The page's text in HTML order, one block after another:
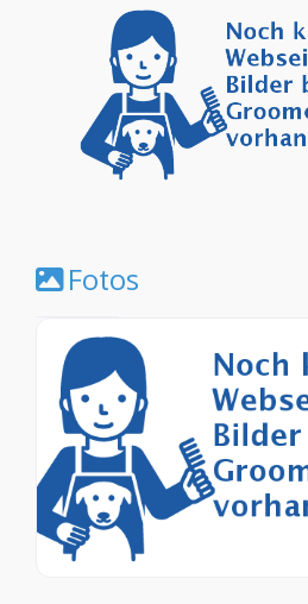
Fotos